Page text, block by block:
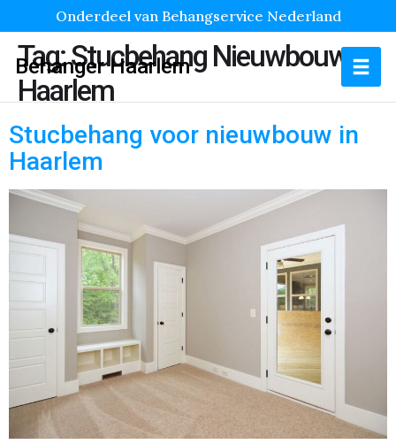
Onderdeel van Behangservice Nederland
Behanger Haarlem
Tag:Stucbehang Nieuwbouw
Haarlem
Stucbehang voor nieuwbouw in
Haarlem